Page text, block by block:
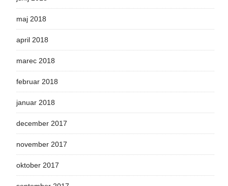
maj 2018
april 2018
marec 2018
februar 2018
januar 2018
december 2017
november 2017
oktober 2017